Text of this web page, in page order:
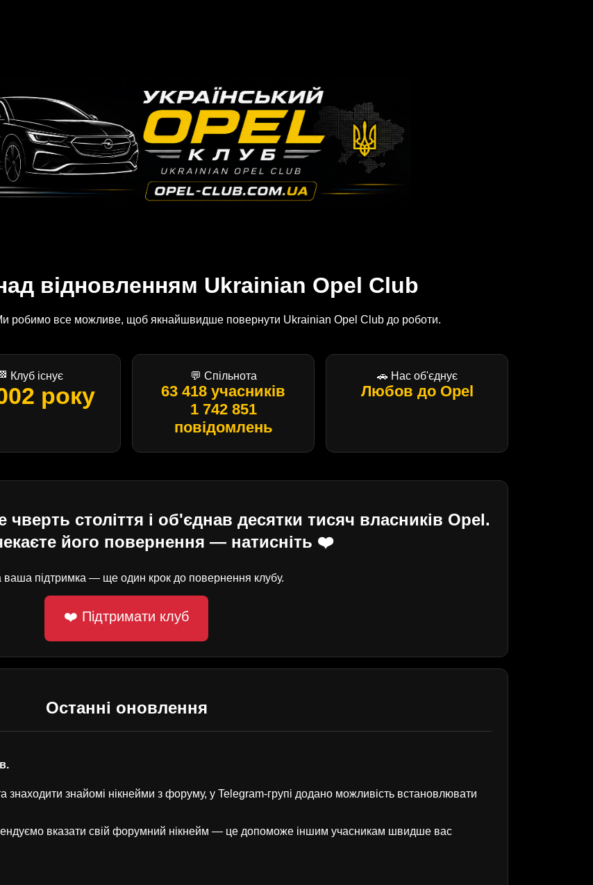
відновленням Ukrainian Opel Club
Ми робимо все можливе, щоб якнайшвидше повернути Ukrainian Opel Club до роботи.
Клуб існує
року
💬 Спільнота
63 418 учасників
1 742 851
повідомлень
🚗 Нас об'єднує
Любов до Opel
століття і об'єднав десятки тисяч власників Opel.
його повернення — натисніть ❤️
ваша підтримка — ще один крок до повернення клубу.
❤️ Підтримати клуб
Останні оновлення
знайомі нікнейми з форуму, у Telegram-групі додано можливість встановлювати
вказати свій форумний нікнейм — це допоможе іншим учасникам швидше вас